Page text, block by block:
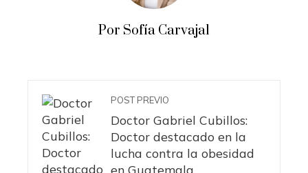
Por Sofía Carvajal
POST PREVIO
Doctor Gabriel Cubillos:
Doctor destacado en la
lucha contra la obesidad
en Guatemala